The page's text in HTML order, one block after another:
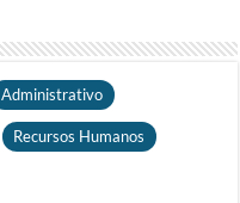
Administrativo
Recursos Humanos